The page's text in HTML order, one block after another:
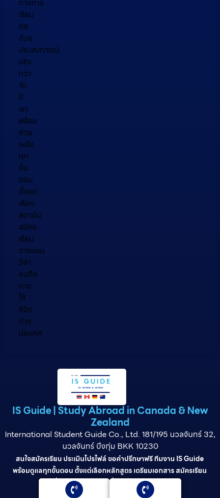
ทางการ
เรียน
ต่อ
ด้วย
ประสบการณ์
จริง
กว่า
10
ปี
เรา
พร้อม
ช่วย
เหลือ
ทุก
ขั้น
ตอน
ตั้งแต่
เลือก
สถาบัน
สมัคร
เรียน
วางแผน
วีซ่า
จนถึง
การ
ใช้
ชีวิต
ต่าง
ประเทศ
IS Guide | Study Abroad in Canada & New
Zealand
International Student Guide Co., Ltd. 181/195 นวลจันทร์ 32,
นวลจันทร์ บึงกุ่ม BKK 10230
สนใจสมัครเรียน ประเมินโปรไฟล์ ขอคำปรึกษาฟรี ทีมงาน IS Guide
พร้อมดูแลทุกขั้นตอน ตั้งแต่เลือกหลักสูตร เตรียมเอกสาร สมัครเรียน
ยื่นวีซ่า และดูแลต่อเนื่องจนจบการศึกษา